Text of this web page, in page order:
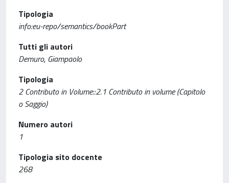
Tipologia
info:eu-repo/semantics/bookPart
Tutti gli autori
Demuro, Giampaolo
Tipologia
2 Contributo in Volume::2.1 Contributo in volume (Capitolo
o Saggio)
Numero autori
1
Tipologia sito docente
268